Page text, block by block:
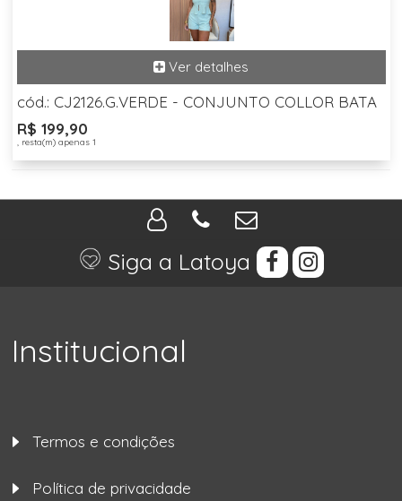
cód.: CJ2126.G.VERDE - CONJUNTO COLLOR BATA
R$ 199,90
, resta(m) apenas 1
Siga a Latoya
Institucional
Termos e condições
Política de privacidade